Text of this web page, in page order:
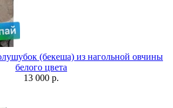
(бекеша) из нагольной овчины
белого цвета
13 000 р.